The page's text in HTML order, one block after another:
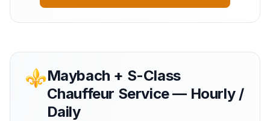
⚜Maybach + S-Class
Chauffeur Service — Hourly /
Daily